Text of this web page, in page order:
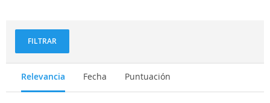
FILTRAR
Relevancia Fecha Puntuación